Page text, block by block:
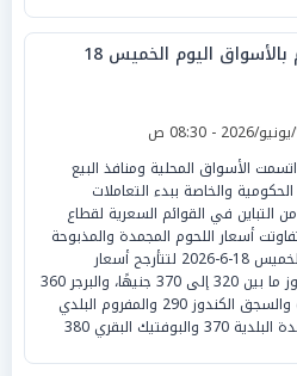
أسعار اللحوم بالأسواق اليوم الخميس 18
الأسواق المحلية ومنافذ البيع
والخاصة ببدء التعاملات
التباين في القوائم السعرية لقطاع
أسعار اللحوم المجمدة والمذبوحة
والقائم اليوم الخميس 18-6-2026 لتتأرجح أسعار
المكعبات الكندوز ما بين 320 إلى 370 جنيهًا، والبرجر 360
والكفتة البلدية والسجق الكندوز 290 والمفروم البلدي